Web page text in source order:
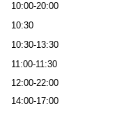
10:00-20:00
10:30
10:30-13:30
11:00-11:30
12:00-22:00
14:00-17:00